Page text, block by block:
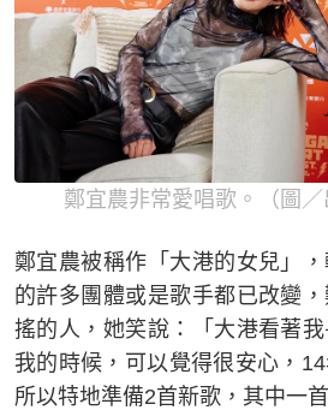
鄭宜農非常愛唱歌。（圖／
鄭宜農被稱作「大港的女兒」
的許多團體或是歌手都已改變
搖的人，她笑說：「大港看著
我的時候，可以覺得很安心，14
所以特地準備2首新歌，其中一